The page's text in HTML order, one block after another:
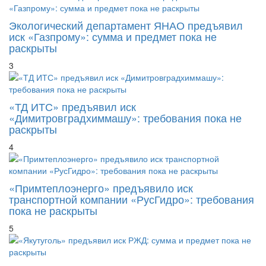
Экологический департамент ЯНАО предъявил
иск «Газпрому»: сумма и предмет пока не
раскрыты
3
«ТД ИТС» предъявил иск
«Димитровградхиммашу»: требования пока не
раскрыты
4
«Примтеплоэнерго» предъявило иск
транспортной компании «РусГидро»: требования
пока не раскрыты
5